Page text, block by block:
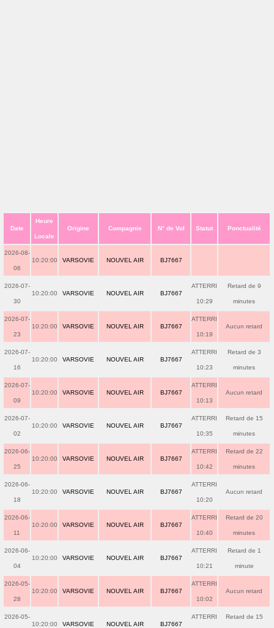
Date
Heure
Locale
Origine Compagnie N° de Vol Statut Ponctualité
2026-08-
06
10:20:00 VARSOVIE NOUVEL AIR BJ7667
2026-07-
30
10:20:00 VARSOVIE NOUVEL AIR BJ7667
ATTERRI
10:29
Retard de 9
minutes
2026-07-
23
10:20:00 VARSOVIE NOUVEL AIR BJ7667
ATTERRI
10:19
Aucun retard
2026-07-
16
10:20:00 VARSOVIE NOUVEL AIR BJ7667
ATTERRI
10:23
Retard de 3
minutes
2026-07-
09
10:20:00 VARSOVIE NOUVEL AIR BJ7667
ATTERRI
10:13
Aucun retard
2026-07-
02
10:20:00 VARSOVIE NOUVEL AIR BJ7667
ATTERRI
10:35
Retard de 15
minutes
2026-06-
25
10:20:00 VARSOVIE NOUVEL AIR BJ7667
ATTERRI
10:42
Retard de 22
minutes
2026-06-
18
10:20:00 VARSOVIE NOUVEL AIR BJ7667
ATTERRI
10:20
Aucun retard
2026-06-
11
10:20:00 VARSOVIE NOUVEL AIR BJ7667
ATTERRI
10:40
Retard de 20
minutes
2026-06-
04
10:20:00 VARSOVIE NOUVEL AIR BJ7667
ATTERRI
10:21
Retard de 1
minute
2026-05-
28
10:20:00 VARSOVIE NOUVEL AIR BJ7667
ATTERRI
10:02
Aucun retard
2026-05-
10:20:00 VARSOVIE NOUVEL AIR BJ7667
ATTERRI Retard de 15